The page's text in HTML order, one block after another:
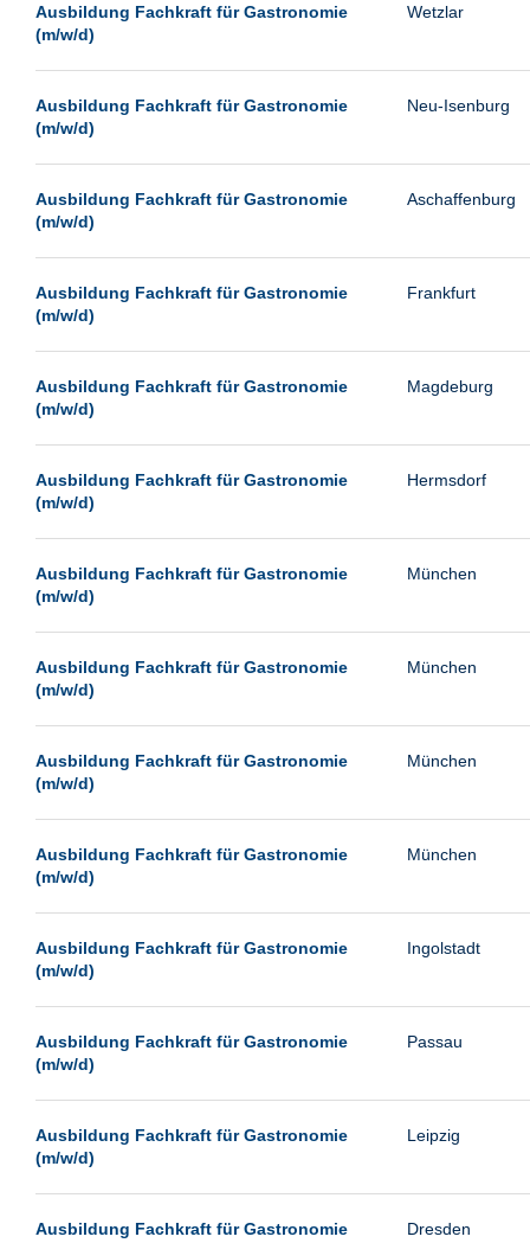
Laatzen
Leipzig
Magdeburg
Mannheim
Neubrandenburg
Neumünster
Passau
Pforzheim
Siegburg
Siegen
Viernheim
Wetzlar
Wust/Brandenburg
Ausbildung Fachkraft für Gastronomie
(m/w/d)
Wetzlar
Ausbildung Fachkraft für Gastronomie
(m/w/d)
Neu-Isenburg
Ausbildung Fachkraft für Gastronomie
(m/w/d)
Aschaffenburg
Ausbildung Fachkraft für Gastronomie
(m/w/d)
Frankfurt
Ausbildung Fachkraft für Gastronomie
(m/w/d)
Magdeburg
Ausbildung Fachkraft für Gastronomie
(m/w/d)
Hermsdorf
Ausbildung Fachkraft für Gastronomie
(m/w/d)
München
Ausbildung Fachkraft für Gastronomie
(m/w/d)
München
Ausbildung Fachkraft für Gastronomie
(m/w/d)
München
Ausbildung Fachkraft für Gastronomie
(m/w/d)
München
Ausbildung Fachkraft für Gastronomie
(m/w/d)
Ingolstadt
Ausbildung Fachkraft für Gastronomie
(m/w/d)
Passau
Ausbildung Fachkraft für Gastronomie
(m/w/d)
Leipzig
Ausbildung Fachkraft für Gastronomie
Dresden